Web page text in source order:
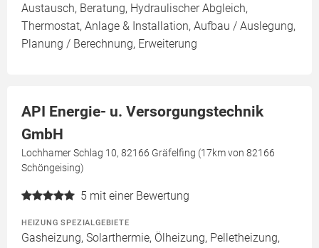
Austausch, Beratung, Hydraulischer Abgleich,
Thermostat, Anlage & Installation, Aufbau / Auslegung,
Planung / Berechnung, Erweiterung
API Energie- u. Versorgungstechnik
GmbH
Lochhamer Schlag 10, 82166 Gräfelfing (17km von 82166
Schöngeising)
5 mit einer Bewertung
HEIZUNG SPEZIALGEBIETE
Gasheizung, Solarthermie, Ölheizung, Pelletheizung,